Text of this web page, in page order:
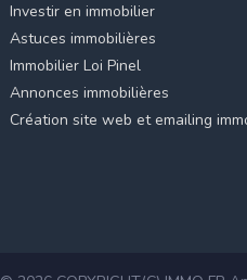
Investir en immobilier
Astuces immobilières
Immobilier Loi Pinel
Annonces immobilières
Création site web et emailing